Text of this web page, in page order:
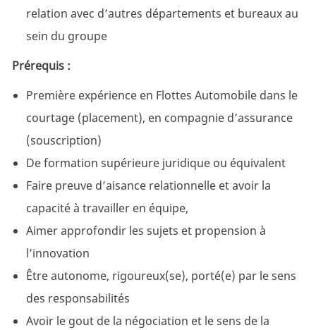
relation avec d’autres départements et bureaux au
sein du groupe
Prérequis :
Première expérience en Flottes Automobile dans le
courtage (placement), en compagnie d’assurance
(souscription)
De formation supérieure juridique ou équivalent
Faire preuve d’aisance relationnelle et avoir la
capacité à travailler en équipe,
Aimer approfondir les sujets et propension à
l’innovation
Être autonome, rigoureux(se), porté(e) par le sens
des responsabilités
Avoir le gout de la négociation et le sens de la